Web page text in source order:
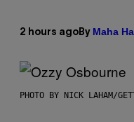
2 hours ago By Maha
PHOTO BY NICK LAHAM/